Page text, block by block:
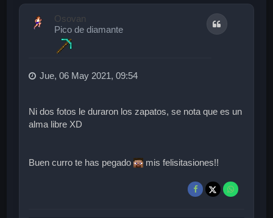
r
Osovan
Pico de diamante
Citar
Jue, 06 May 2021, 09:54
Ni dos fotos le duraron los zapatos, se nota que es un
alma libre XD
Buen curro te has pegado mis felisitasiones!!